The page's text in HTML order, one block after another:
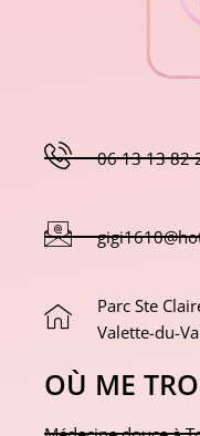
06 13 13 82
Parc Ste
Valette-du-
OÙ ME